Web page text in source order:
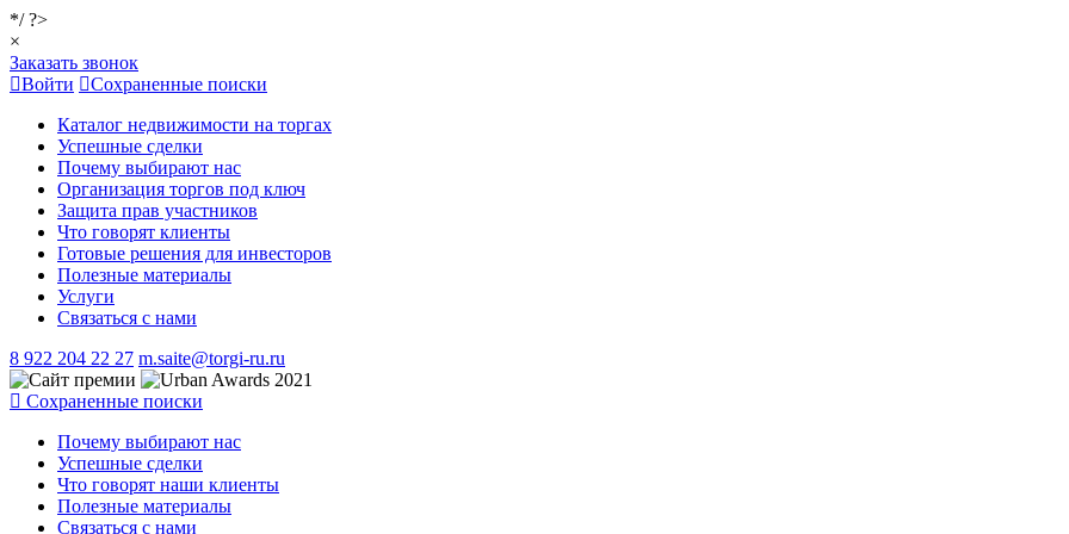
*/ ?>
×
Заказать звонок
Войти
Сохраненные поиски
Каталог недвижимости на торгах
Успешные сделки
Почему выбирают нас
Организация торгов под ключ
Защита прав участников
Что говорят клиенты
Готовые решения для инвесторов
Полезные материалы
Услуги
Связаться с нами
8 922 204 22 27 m.saite@torgi-ru.ru
Сохраненные поиски
Почему выбирают нас
Успешные сделки
Что говорят наши клиенты
Полезные материалы
Связаться с нами